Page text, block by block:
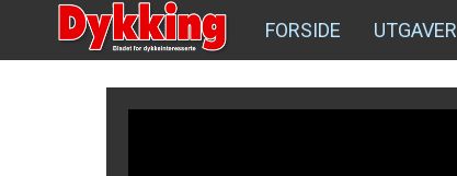
FORSIDE UTGAVER